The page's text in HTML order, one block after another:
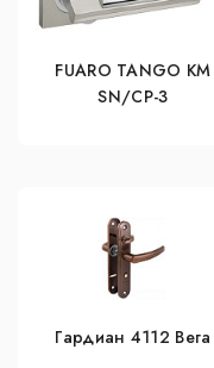
FUARO TANGO KM
SN/CP-3
Гардиан 4112 Вега